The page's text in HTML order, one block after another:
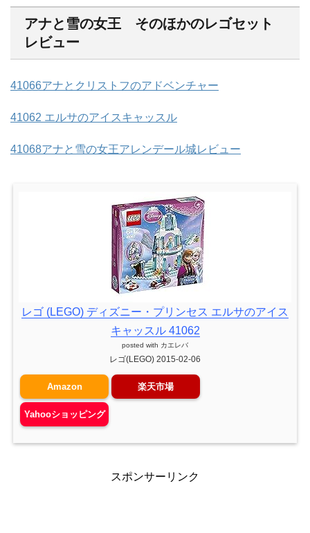
アナと雪の女王 そのほかのレゴセット
レビュー
41066アナとクリストフのアドベンチャー
41062 エルサのアイスキャッスル
41068アナと雪の女王アレンデール城レビュー
レゴ (LEGO) ディズニー・プリンセス エルサのアイス
キャッスル 41062
posted with カエレバ
レゴ(LEGO) 2015-02-06
Amazon 楽天市場
Yahooショッピング
スポンサーリンク